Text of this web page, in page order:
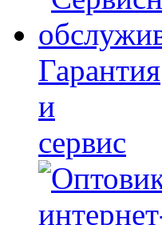
Гарантия
и
сервис